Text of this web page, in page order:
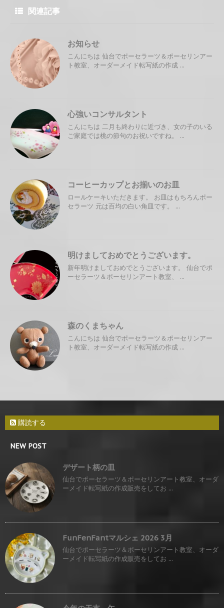
関連記事
お知らせ
こんにちは 仙台でポーセラーツ＆ポーセリンアー
ト教室、オーダーメイド転写紙の作成 ...
心強いコンサルタント
こんにちは 二月も終わりに近づき、女の子のいる
ご家庭では桃の節句のお祝いですね。 ...
コーヒーカップとお揃いのお皿
ロールケーキいただきます。 お皿はもちろんポー
セラーツ 元は百均の白い角皿です。 ...
明けましておめでとうございます。
新年明けましておめでとうございます。 仙台でポ
ーセラーツ＆ポーセリンアート教室、 ...
森のくまちゃん
こんにちは 仙台でポーセラーツ＆ポーセリンアー
ト教室、オーダーメイド転写紙の作成 ...
購読する
NEW POST
デザート柄の皿
仙台でポーセラーツ＆ポーセリンアート教室、オーダ
ーメイド転写紙の作成販売をしてお ...
FunFenFantマルシェ 2026 3月
仙台でポーセラーツ＆ポーセリンアート教室、オーダ
ーメイド転写紙の作成販売をしてお ...